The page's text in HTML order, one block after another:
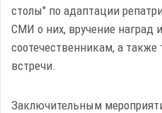
столы" по адаптации
СМИ о них, вручение наград
соотечественникам, а
встречи.
Заключительным